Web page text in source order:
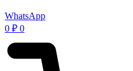
WhatsApp
0 ₽ 0